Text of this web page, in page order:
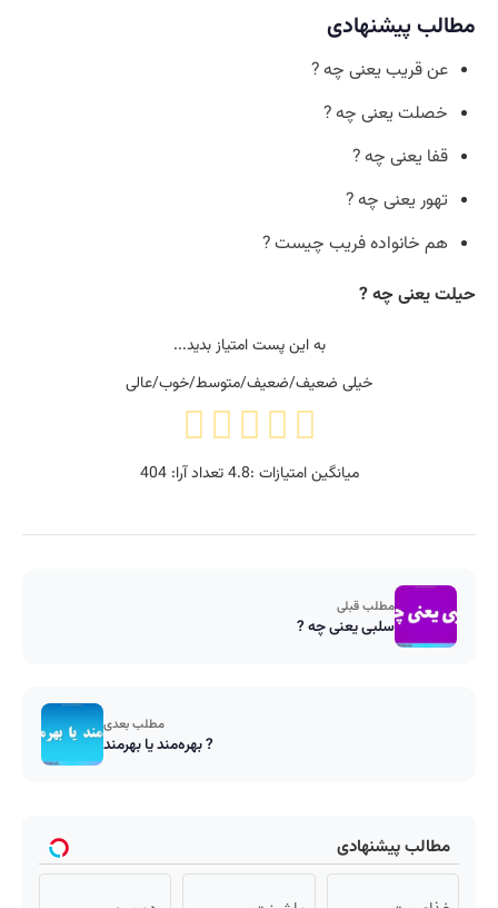
مطالب پیشنهادی
عن قریب یعنی چه ?
خصلت یعنی چه ?
قفا یعنی چه ?
تهور یعنی چه ?
هم خانواده فریب چیست ?
حیلت یعنی چه ?
به این پست امتیاز بدید...
خیلی ضعیف/ضعیف/متوسط/خوب/عالی
میانگین امتیازات :4.8تعداد آرا:404
مطلب قبلی
سلبی یعنی چه ?
مطلب بعدی
بهره‌مند یا بهرمند ?
مطالب پیشنهادی